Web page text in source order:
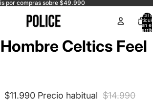
por compras sobre $49.990
Total
en el
Celtics Feel
$11.990 Precio habitual $14.990